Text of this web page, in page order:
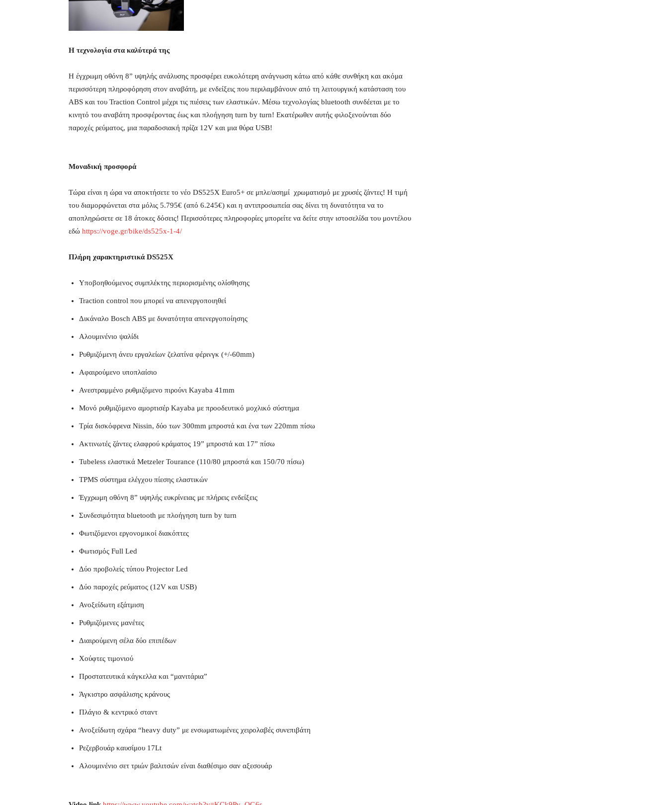
Η τεχνολογία στα καλύτερά της
Η έγχρωμη οθόνη 8” υψηλής ανάλυσης προσφέρει ευκολότερη ανάγνωση κάτω από κάθε συνθήκη και ακόμα
περισσότερη πληροφόρηση στον αναβάτη, με ενδείξεις που περιλαμβάνουν από τη λειτουργική κατάσταση του
ABS και του Traction Control μέχρι τις πιέσεις των ελαστικών. Μέσω τεχνολογίας bluetooth συνδέεται με το
κινητό του αναβάτη προσφέροντας έως και πλοήγηση turn by turn! Εκατέρωθεν αυτής φιλοξενούνται δύο
παροχές ρεύματος, μια παραδοσιακή πρίζα 12V και μια θύρα USB!
Μοναδική προσφορά
Τώρα είναι η ώρα να αποκτήσετε το νέο DS525X Euro5+ σε μπλε/ασημί χρωματισμό με χρυσές ζάντες! Η τιμή
του διαμορφώνεται στα μόλις 5.795€ (από 6.245€) και η αντιπροσωπεία σας δίνει τη δυνατότητα να το
αποπληρώσετε σε 18 άτοκες δόσεις! Περισσότερες πληροφορίες μπορείτε να δείτε στην ιστοσελίδα του μοντέλου
εδώ https://voge.gr/bike/ds525x-1-4/
Πλήρη χαρακτηριστικά DS525X
Υποβοηθούμενος συμπλέκτης περιορισμένης ολίσθησης
Traction control που μπορεί να απενεργοποιηθεί
Δικάναλο Bosch ABS με δυνατότητα απενεργοποίησης
Αλουμινένιο ψαλίδι
Ρυθμιζόμενη άνευ εργαλείων ζελατίνα φέρινγκ (+/-60mm)
Αφαιρούμενο υποπλαίσιο
Ανεστραμμένο ρυθμιζόμενο πιρούνι Kayaba 41mm
Μονό ρυθμιζόμενο αμορτισέρ Kayaba με προοδευτικό μοχλικό σύστημα
Τρία δισκόφρενα Nissin, δύο των 300mm μπροστά και ένα των 220mm πίσω
Ακτινωτές ζάντες ελαφρού κράματος 19” μπροστά και 17” πίσω
Tubeless ελαστικά Metzeler Tourance (110/80 μπροστά και 150/70 πίσω)
TPMS σύστημα ελέγχου πίεσης ελαστικών
Έγχρωμη οθόνη 8” υψηλής ευκρίνειας με πλήρεις ενδείξεις
Συνδεσιμότητα bluetooth με πλοήγηση turn by turn
Φωτιζόμενοι εργονομικοί διακόπτες
Φωτισμός Full Led
Δύο προβολείς τύπου Projector Led
Δύο παροχές ρεύματος (12V και USB)
Ανοξείδωτη εξάτμιση
Ρυθμιζόμενες μανέτες
Διαιρούμενη σέλα δύο επιπέδων
Χούφτες τιμονιού
Προστατευτικά κάγκελλα και “μανιτάρια”
Άγκιστρο ασφάλισης κράνους
Πλάγιο & κεντρικό σταντ
Ανοξείδωτη σχάρα “heavy duty” με ενσωματωμένες χειρολαβές συνεπιβάτη
Ρεζερβουάρ καυσίμου 17Lt
Αλουμινένιο σετ τριών βαλιτσών είναι διαθέσιμο σαν αξεσουάρ